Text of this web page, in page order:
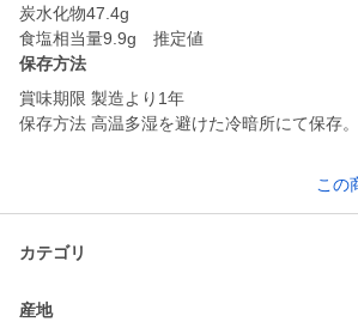
炭水化物47.4g
保存方法
賞味期限 製造より1年
保存方法 高温多湿を避けた冷暗所にて保存。
この
カテゴリ
産地